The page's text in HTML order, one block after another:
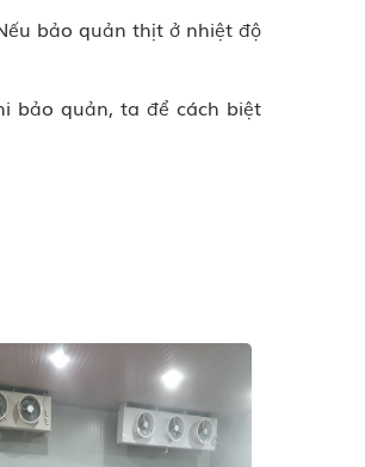
bảo quản thịt ở nhiệt độ
bảo quản, ta để cách biệt